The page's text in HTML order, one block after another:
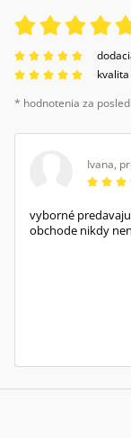
* hodnotenia za
Ivana,
vyborné
obchode nikdy